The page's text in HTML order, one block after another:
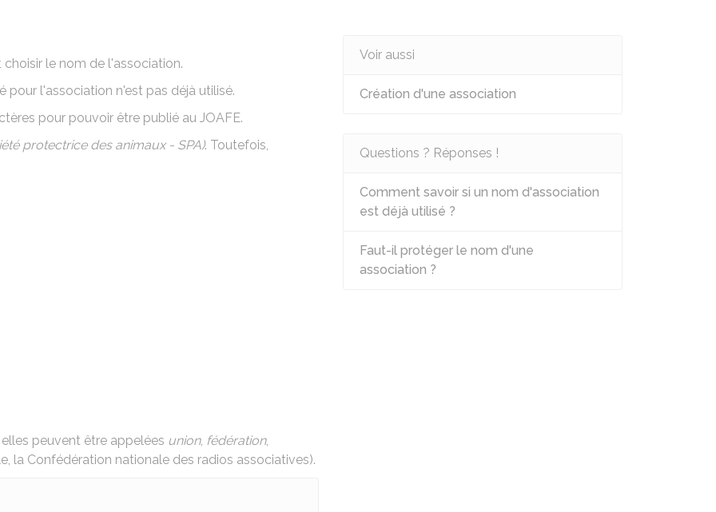
le nom de l'association.
pour l'association n'est pas déjà utilisé.
pour pouvoir être publié au JOAFE.
protectrice des animaux - SPA). Toutefois,
peuvent être appelées union, fédération,
la Confédération nationale des radios associatives).
Voir aussi
Création d'une association
Questions ? Réponses !
Comment savoir si un nom d'association
est déjà utilisé ?
Faut-il protéger le nom d'une
association ?